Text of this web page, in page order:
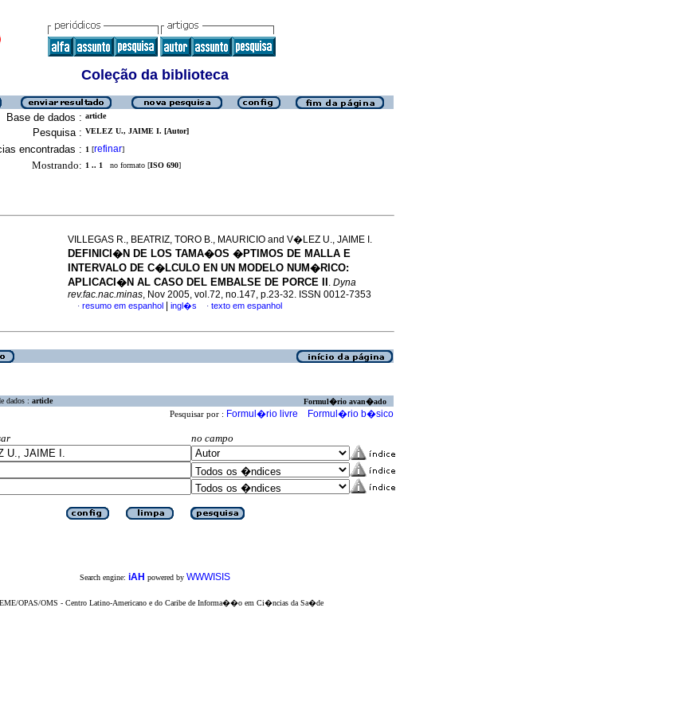
Coleção da biblioteca
Base de dados : article
Pesquisa : VELEZ U., JAIME I. [Autor]
encontradas : 1 [refinar]
Mostrando: 1 .. 1 no formato [ISO 690]
VILLEGAS R., BEATRIZ, TORO B., MAURICIO and V�LEZ U., JAIME I.
DEFINICI�N DE LOS TAMA�OS �PTIMOS DE MALLA E
INTERVALO DE C�LCULO EN UN MODELO NUM�RICO:
APLICACI�N AL CASO DEL EMBALSE DE PORCE II
. Dyna
rev.fac.nac.minas, Nov 2005, vol.72, no.147, p.23-32. ISSN 0012-7353
· resumo em espanhol ingl�s · texto em espanhol
dados : article Formul�rio avan�ado
Pesquisar por : Formul�rio livre Formul�rio b�sico
no campo
Search engine: iAH powered by WWWISIS
OPAS/OMS - Centro Latino-Americano e do Caribe de Informa��o em Ci�ncias da Sa�de